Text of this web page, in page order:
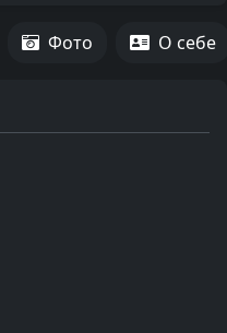
Фото О себе